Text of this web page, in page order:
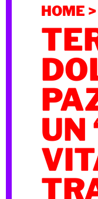
HOME >
UN